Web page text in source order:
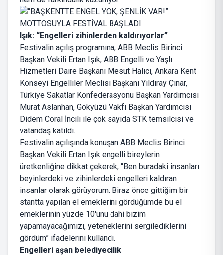
Işık: “Engelleri zihinlerden kaldırıyorlar”
Festivalin açılış programına, ABB Meclis Birinci
Başkan Vekili Ertan Işık, ABB Engelli ve Yaşlı
Hizmetleri Daire Başkanı Mesut Halıcı, Ankara Kent
Konseyi Engelliler Meclisi Başkanı Yıldıray Çınar,
Türkiye Sakatlar Konfederasyonu Başkan Yardımcısı
Murat Aslanhan, Gökyüzü Vakfı Başkan Yardımcısı
Didem Coral İncili ile çok sayıda STK temsilcisi ve
vatandaş katıldı.
Festivalin açılışında konuşan ABB Meclis Birinci
Başkan Vekili Ertan Işık engelli bireylerin
üretkenliğine dikkat çekerek, “Ben buradaki insanları
beyinlerdeki ve zihinlerdeki engelleri kaldıran
insanlar olarak görüyorum. Biraz önce gittiğim bir
stantta yapılan el emeklerini gördüğümde bu el
emeklerinin yüzde 10'unu dahi bizim
yapamayacağımızı, yeteneklerini sergilediklerini
gördüm” ifadelerini kullandı.
Engelleri aşan belediyecilik